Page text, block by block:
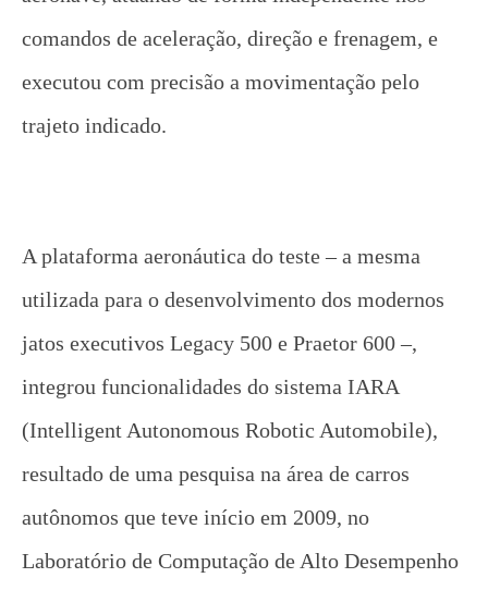
comandos de aceleração, direção e frenagem, e
executou com precisão a movimentação pelo
trajeto indicado.
A plataforma aeronáutica do teste – a mesma
utilizada para o desenvolvimento dos modernos
jatos executivos Legacy 500 e Praetor 600 –,
integrou funcionalidades do sistema IARA
(Intelligent Autonomous Robotic Automobile),
resultado de uma pesquisa na área de carros
autônomos que teve início em 2009, no
Laboratório de Computação de Alto Desempenho